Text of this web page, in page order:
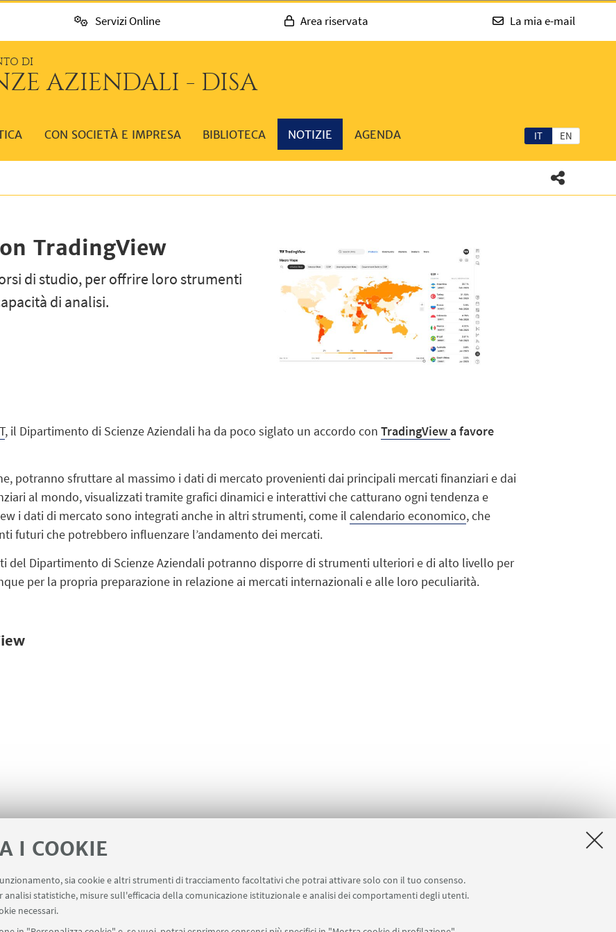
I COOKIE
sia cookie e altri strumenti di tracciamento facoltativi che potrai attivare solo con il tuo consenso.
statistiche, misure sull'efficacia della comunicazione istituzionale e analisi dei comportamenti degli utenti.
necessari.
Servizi Online Area riservata La mia e-mail
DI
AZIENDALI - DISA
IT EN
CON SOCIETÀ E IMPRESA BIBLIOTECA NOTIZIE AGENDA
TradingView
di studio, per offrire loro strumenti
di analisi.
, il Dipartimento di Scienze Aziendali ha da poco siglato un accordo con TradingViewa favore
potranno sfruttare al massimo i dati di mercato provenienti dai principali mercati finanziari e dai
al mondo, visualizzati tramite grafici dinamici e interattivi che catturano ogni tendenza e
i dati di mercato sono integrati anche in altri strumenti, come il calendario economico, che
futuri che potrebbero influenzare l’andamento dei mercati.
del Dipartimento di Scienze Aziendali potranno disporre di strumenti ulteriori e di alto livello per
per la propria preparazione in relazione ai mercati internazionali e alle loro peculiarità.